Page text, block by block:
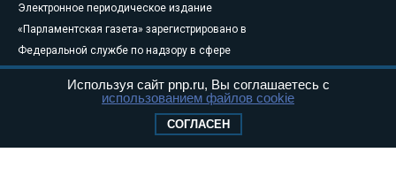
Электронное периодическое издание
«Парламентская газета» зарегистрировано в
Федеральной службе по надзору в сфере
связи, информационных технологий и
массовых коммуникаций (Роскомнадзор) 05
Свидетельство о регистрации Эл № ФС77-
Используя сайт pnp.ru, Вы соглашаетесь с
использованием файлов cookie
СОГЛАСЕН